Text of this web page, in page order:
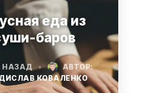
еда из
баров
НАЗАД •
АВТОР:
КОВАЛЕНКО